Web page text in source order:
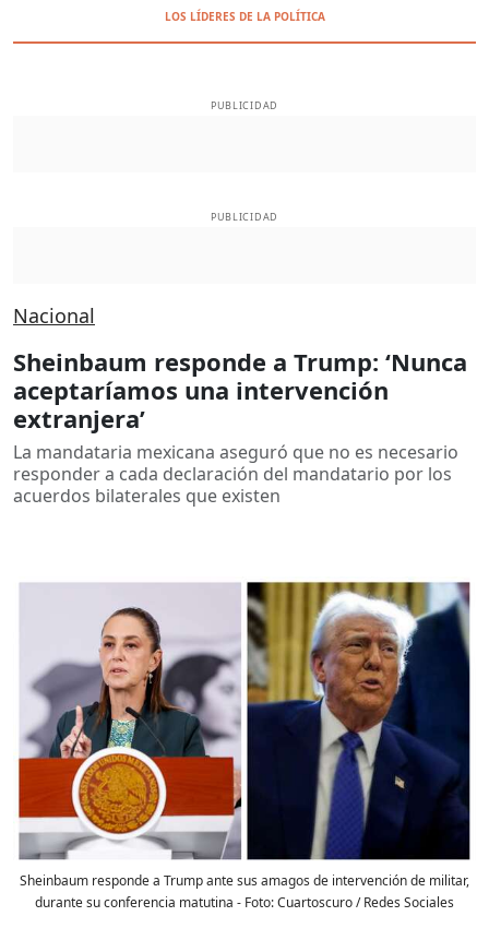
LOS LÍDERES DE LA POLÍTICA
PUBLICIDAD
PUBLICIDAD
Nacional
Sheinbaum responde a Trump: ‘Nunca
aceptaríamos una intervención
extranjera’
La mandataria mexicana aseguró que no es necesario
responder a cada declaración del mandatario por los
acuerdos bilaterales que existen
Sheinbaum responde a Trump ante sus amagos de intervención de militar,
durante su conferencia matutina - Foto:Cuartoscuro / Redes Sociales